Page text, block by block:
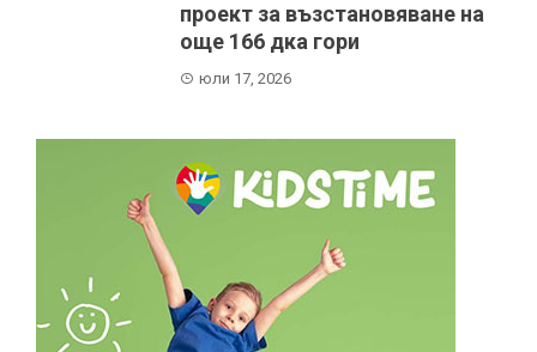
проект за възстановяване на
още 166 дка гори
юли 17, 2026